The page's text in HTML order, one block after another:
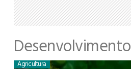
Desenvolvimento
Agricultura